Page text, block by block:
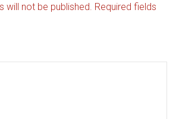
will not be published. Required fields